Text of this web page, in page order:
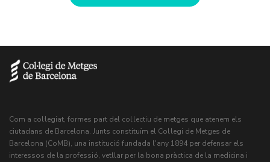
Com a col·legiat, formes part del col·lectiu de metges que atenem els
ciutadans de Barcelona. Junts constituïm el Col·legi de Metges de
Barcelona (CoMB), una institució fundada l'any 1894 per defensar els
interessos de la professió, vetllar per la bona pràctica de la medicina i